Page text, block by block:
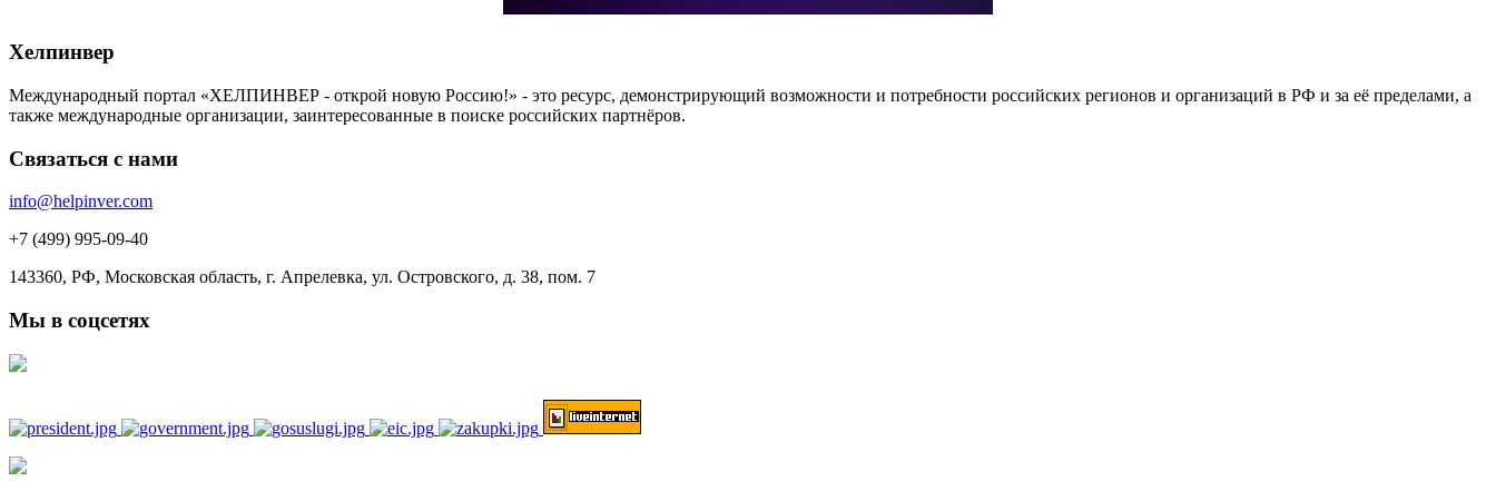
Хелпинвер
Международный портал «ХЕЛПИНВЕР - открой новую Россию!» - это ресурс, демонстрирующий возможности и потребности российских регионов и организаций в РФ и за её пределами, а
также международные организации, заинтересованные в поиске российских партнёров.
Связаться с нами
info@helpinver.com
+7 (499) 995-09-40
143360, РФ, Московская область, г. Апрелевка, ул. Островского, д. 38, пом. 7
Мы в соцсетях